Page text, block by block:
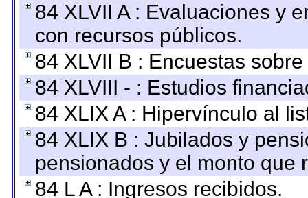
84 XLVII A : Evaluaciones y
con recursos públicos.
84 XLVII B : Encuestas
84 XLVIII - : Estudios
84 XLIX A : Hipervínculo al
84 XLIX B : Jubilados y
pensionados y el monto que
84 L A : Ingresos recibidos.